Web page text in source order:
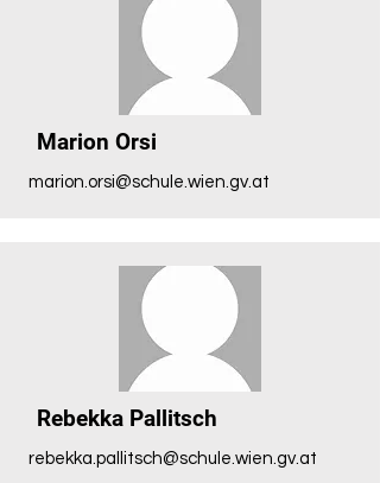
Marion Orsi
marion.orsi@schule.wien.gv.at
Rebekka Pallitsch
rebekka.pallitsch@schule.wien.gv.at